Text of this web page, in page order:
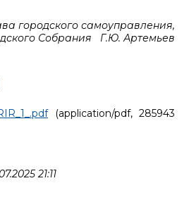
городского самоуправления,
Собрания Г.Ю. Артемьев
(application/pdf, 285943
21:11